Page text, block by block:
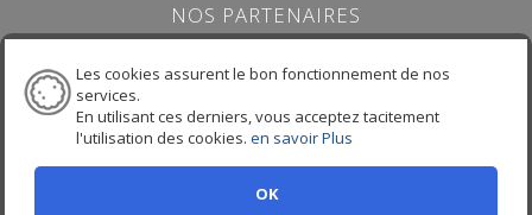
Les cookies assurent le bon fonctionnement de nos
services.
En utilisant ces derniers, vous acceptez tacitement
l'utilisation des cookies. en savoir Plus
OK
NOS PARTENAIRES
PRESENTATION
SERVICES
EXPERTISES
REALISATIONS